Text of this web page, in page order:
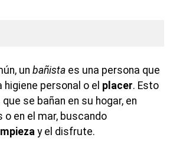
un bañista es una persona que
personal o el placer. Esto
se bañan en su hogar, en
o en el mar, buscando
y el disfrute.